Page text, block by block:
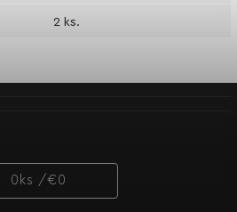
2 ks.
0 ks /€0